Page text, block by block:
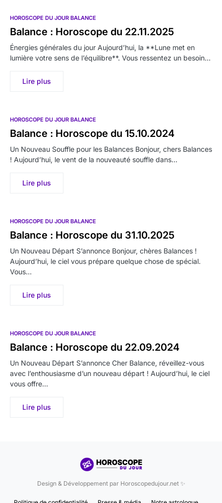
HOROSCOPE DU JOUR BALANCE
Balance : Horoscope du 22.11.2025
Énergies générales du jour Aujourd’hui, la **Lune met en
lumière votre sens de l’équilibre**. Vous ressentez un besoin…
Lire plus
HOROSCOPE DU JOUR BALANCE
Balance : Horoscope du 15.10.2024
Un Nouveau Souffle pour les Balances Bonjour, chers Balances
! Aujourd’hui, le vent de la nouveauté souffle dans…
Lire plus
HOROSCOPE DU JOUR BALANCE
Balance : Horoscope du 31.10.2025
Un Nouveau Départ S’annonce Bonjour, chères Balances !
Aujourd’hui, le ciel vous prépare quelque chose de spécial.
Vous…
Lire plus
HOROSCOPE DU JOUR BALANCE
Balance : Horoscope du 22.09.2024
Un Nouveau Départ S’annonce Cher Balance, réveillez-vous
avec l’enthousiasme d’un nouveau départ ! Aujourd’hui, le ciel
vous offre…
Lire plus
Design & Développement par Horoscopedujour.net ✨